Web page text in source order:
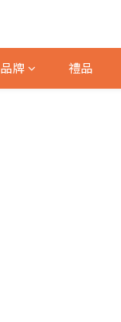
品牌 禮品